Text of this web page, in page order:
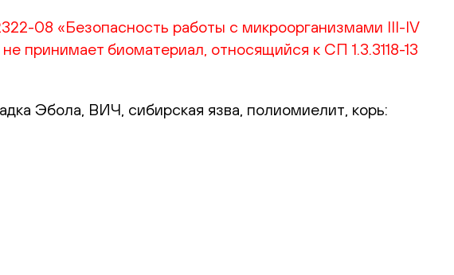
08 «Безопасность работы с микроорганизмами III-IV
принимает биоматериал, относящийся к СП 1.3.3118-13
Эбола, ВИЧ, сибирская язва, полиомиелит, корь: